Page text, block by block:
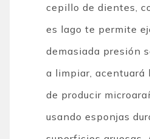
cepillo de dientes,
es lago te permite
demasiada presión
a limpiar, acentuará
de producir
usando esponjas